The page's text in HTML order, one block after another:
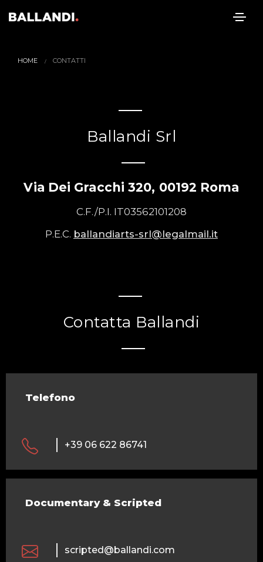
HOME CONTATTI
Ballandi Srl
Via Dei Gracchi 320, 00192 Roma
C.F./P.I. IT03562101208
P.E.C. ballandiarts-srl@legalmail.it
Contatta Ballandi
Telefono
+39 06 622 86741
Documentary & Scripted
scripted@ballandi.com